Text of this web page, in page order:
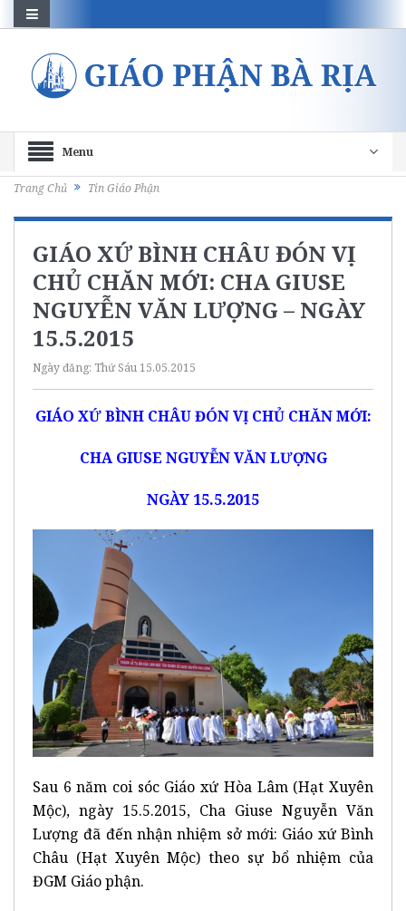
Menu
Trang Chủ Tin Giáo Phận
GIÁO XỨ BÌNH CHÂU ĐÓN VỊ
CHỦ CHĂN MỚI: CHA GIUSE
NGUYỄN VĂN LƯỢNG – NGÀY
15.5.2015
Ngày đăng: Thứ Sáu 15.05.2015
GIÁO XỨ BÌNH CHÂU ĐÓN VỊ CHỦ CHĂN MỚI:
CHA GIUSE NGUYỄN VĂN LƯỢNG
NGÀY 15.5.2015
Sau 6 năm coi sóc Giáo xứ Hòa Lâm (Hạt Xuyên
Mộc), ngày 15.5.2015, Cha Giuse Nguyễn Văn
Lượng đã đến nhận nhiệm sở mới: Giáo xứ Bình
Châu (Hạt Xuyên Mộc) theo sự bổ nhiệm của
ĐGM Giáo phận.